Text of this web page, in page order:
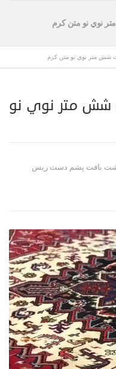
نوي نو متن كرم
شش متر نوي نو متن كرم
متر نوي نو
بافت پشم دست ريس